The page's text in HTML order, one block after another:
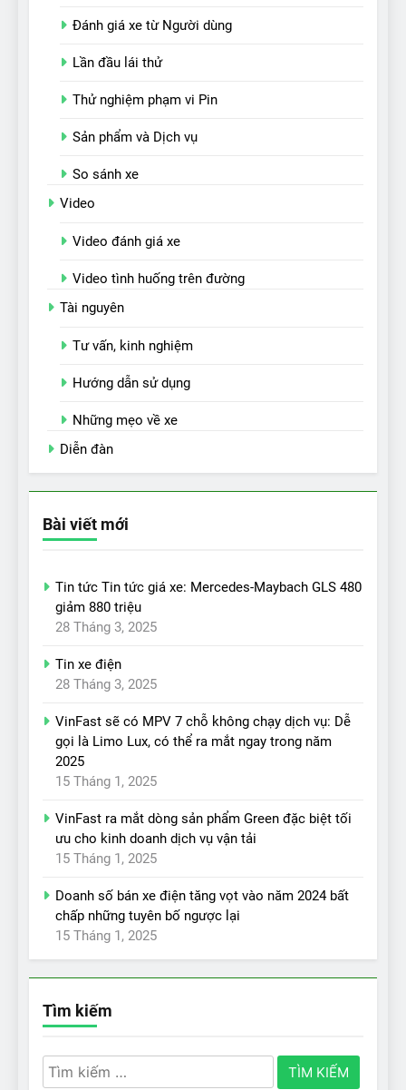
Đánh giá xe từ Người dùng
Lần đầu lái thử
Thử nghiệm phạm vi Pin
Sản phẩm và Dịch vụ
So sánh xe
Video
Video đánh giá xe
Video tình huống trên đường
Tài nguyên
Tư vấn, kinh nghiệm
Hướng dẫn sử dụng
Những mẹo về xe
Diễn đàn
Bài viết mới
Tin tức Tin tức giá xe: Mercedes-Maybach GLS 480
giảm 880 triệu
28 Tháng 3, 2025
Tin xe điện
28 Tháng 3, 2025
VinFast sẽ có MPV 7 chỗ không chạy dịch vụ: Dễ
gọi là Limo Lux, có thể ra mắt ngay trong năm
2025
15 Tháng 1, 2025
VinFast ra mắt dòng sản phẩm Green đặc biệt tối
ưu cho kinh doanh dịch vụ vận tải
15 Tháng 1, 2025
Doanh số bán xe điện tăng vọt vào năm 2024 bất
chấp những tuyên bố ngược lại
15 Tháng 1, 2025
Tìm kiếm
Tìm